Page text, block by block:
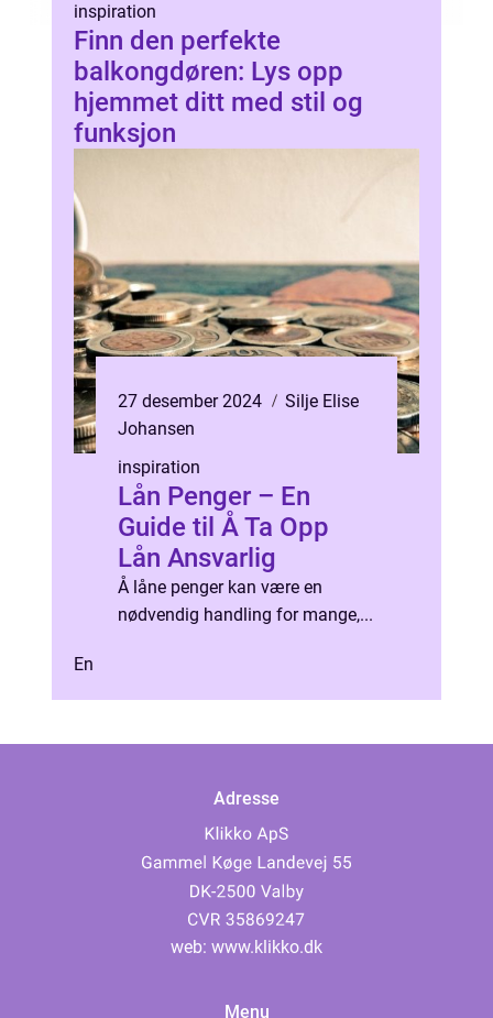
inspiration
Finn den perfekte
balkongdøren: Lys opp
hjemmet ditt med stil og
funksjon
En
27 desember 2024
Silje Elise
Johansen
inspiration
Lån Penger – En
Guide til Å Ta Opp
Lån Ansvarlig
Å låne penger kan være en
nødvendig handling for mange,...
Adresse
web: www.klikko.dk
Menu